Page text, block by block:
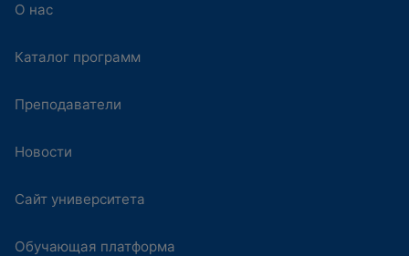
О нас
Каталог программ
Преподаватели
Новости
Сайт университета
Обучающая платформа